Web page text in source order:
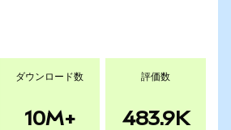
ダウンロード数
10M+
評価数
483.9K